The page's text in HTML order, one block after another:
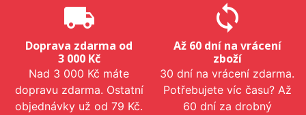
local_shipping
Doprava zdarma od
3 000 Kč
Nad 3 000 Kč máte
dopravu zdarma. Ostatní
objednávky už od 79 Kč.
sync
Až 60 dní na vrácení
zboží
30 dní na vrácení zdarma.
Potřebujete víc času? Až
60 dní za drobný